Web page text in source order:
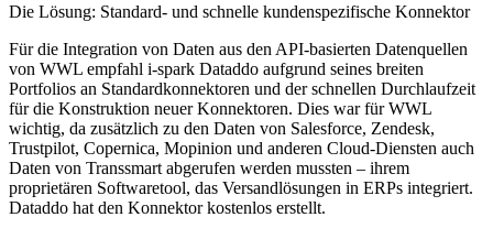
Die Lösung: Standard- und schnelle kundenspezifische Konnektor
Für die Integration von Daten aus den API-basierten Datenquellen
von WWL empfahl i-spark Dataddo aufgrund seines breiten
Portfolios an Standardkonnektoren und der schnellen Durchlaufzeit
für die Konstruktion neuer Konnektoren. Dies war für WWL
wichtig, da zusätzlich zu den Daten von Salesforce, Zendesk,
Trustpilot, Copernica, Mopinion und anderen Cloud-Diensten auch
Daten von Transsmart abgerufen werden mussten – ihrem
proprietären Softwaretool, das Versandlösungen in ERPs integriert.
Dataddo hat den Konnektor kostenlos erstellt.